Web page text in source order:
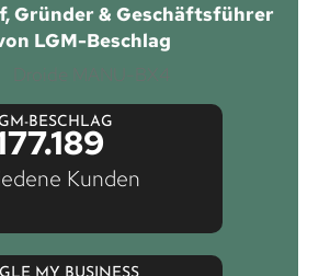
Gründer & Geschäftsführer
LGM-Beschlag
BESCHLAG
Kunden